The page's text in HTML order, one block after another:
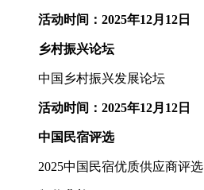
活动时间：2025年12月12日
乡村振兴论坛
中国乡村振兴发展论坛
活动时间：2025年12月12日
中国民宿评选
2025中国民宿优质供应商评选